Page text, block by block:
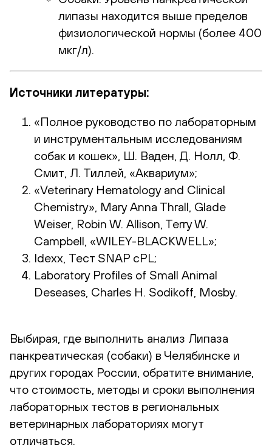
липазы находится выше пределов
физиологической нормы (более 400
мкг/л).
Источники литературы:
«Полное руководство по лабораторным
и инструментальным исследованиям
собак и кошек», Ш. Ваден, Д. Нолл, Ф.
Смит, Л. Тиллей, «Аквариум»;
«Veterinary Hematology and Clinical
Chemistry», Mary Anna Thrall, Glade
Weiser, Robin W. Allison, Terry W.
Campbell, «WILEY-BLACKWELL»;
Idexx, Тест SNAP cPL;
Laboratory Profiles of Small Animal
Deseases, Charles H. Sodikoff, Mosby.
Выбирая, где выполнить анализ Липаза
панкреатическая (собаки) в Челябинске и
других городах России, обратите внимание,
что стоимость, методы и сроки выполнения
лабораторных тестов в региональных
ветеринарных лабораториях могут
отличаться.